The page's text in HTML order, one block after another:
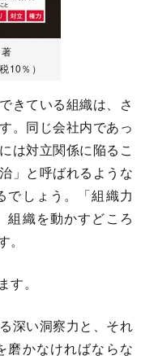
10％）
きている組織は、さ
。同じ会社内であっ
は対立関係に陥るこ
」と呼ばれるような
でしょう。「組織力
組織を動かすどころ
。
深い洞察力と、それ
磨かなければならな